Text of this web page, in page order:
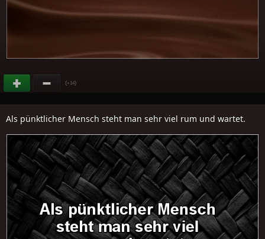
(+14)
Als pünktlicher Mensch steht man sehr viel rum und wartet.